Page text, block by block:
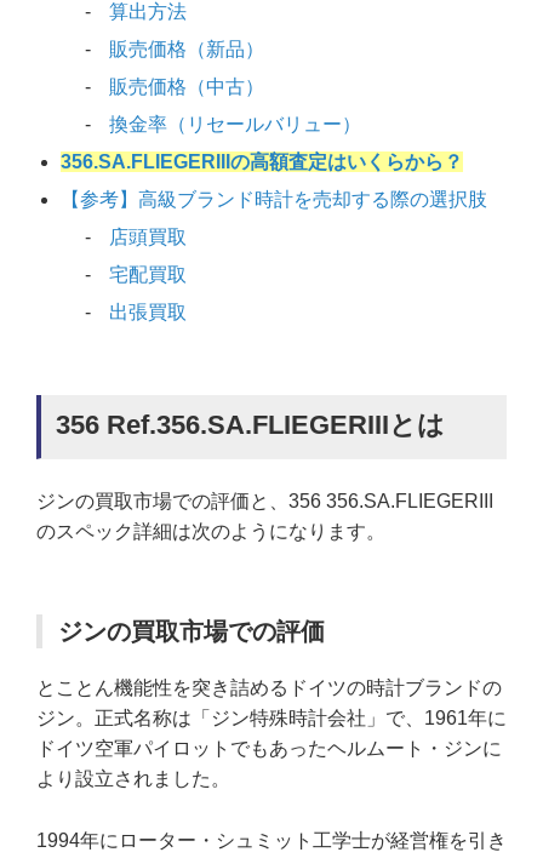
算出方法
販売価格（新品）
販売価格（中古）
換金率（リセールバリュー）
356.SA.FLIEGERIIIの高額査定はいくらから？
【参考】高級ブランド時計を売却する際の選択肢
店頭買取
宅配買取
出張買取
356 Ref.356.SA.FLIEGERIIIとは
ジンの買取市場での評価と、356 356.SA.FLIEGERIII
のスペック詳細は次のようになります。
ジンの買取市場での評価
とことん機能性を突き詰めるドイツの時計ブランドの
ジン。正式名称は「ジン特殊時計会社」で、1961年に
ドイツ空軍パイロットでもあったヘルムート・ジンに
より設立されました。
1994年にローター・シュミット工学士が経営権を引き